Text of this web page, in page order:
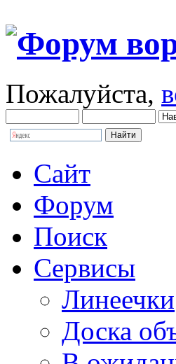
Пожалуйста,
Сайт
Форум
Поиск
Сервисы
Линеечки
Доска